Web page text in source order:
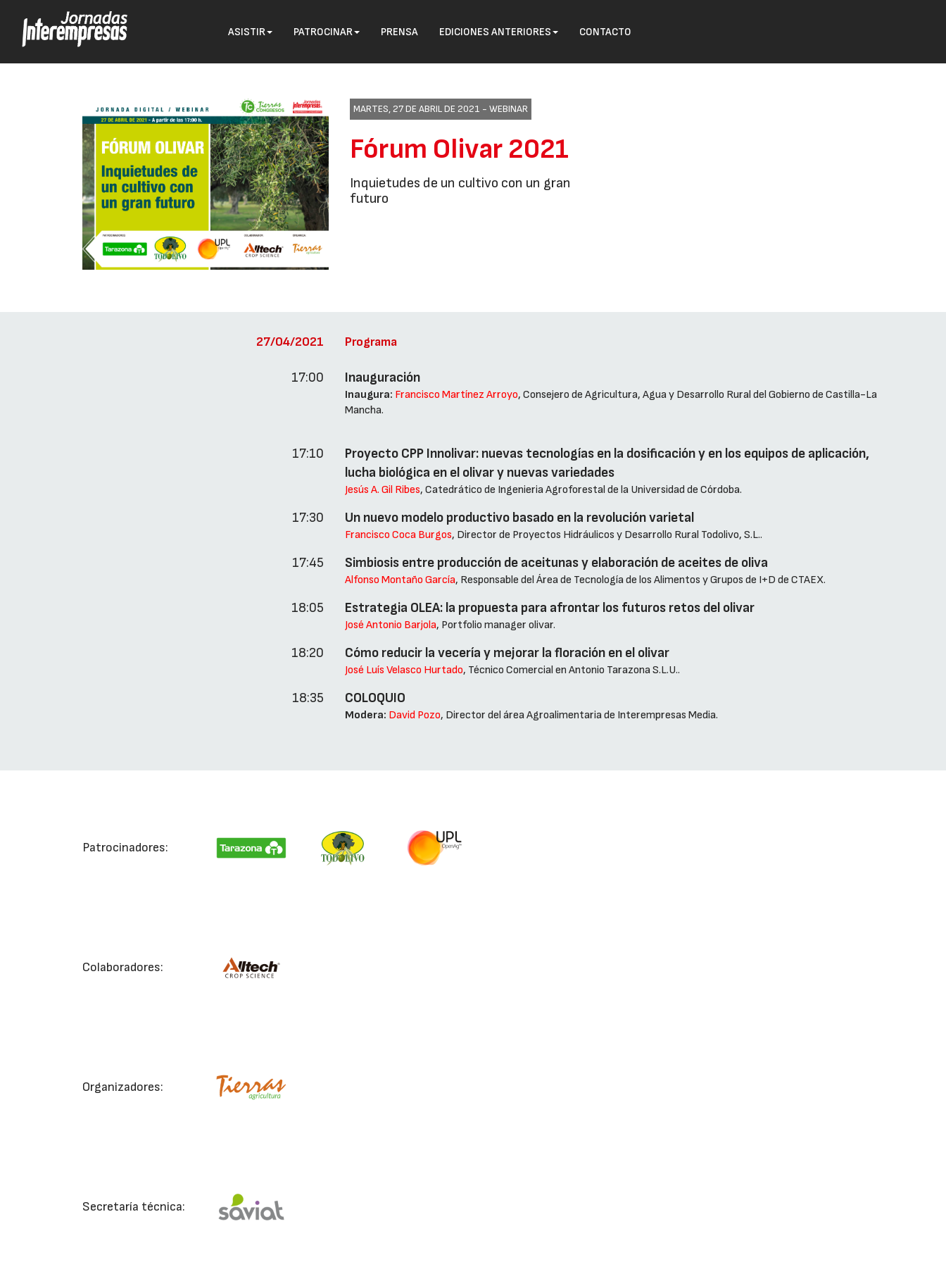
ASISTIR PATROCINAR PRENSA EDICIONES ANTERIORES CONTACTO
MARTES, 27 DE ABRIL DE 2021 - WEBINAR
Fórum Olivar 2021
Inquietudes de un cultivo con un gran
futuro
27/04/2021 Programa
17:00 Inauguración
Inaugura: Francisco Martínez Arroyo, Consejero de Agricultura, Agua y Desarrollo Rural del Gobierno de Castilla-La
Mancha.
17:10
Proyecto CPP Innolivar: nuevas tecnologías en la dosificación y en los equipos de aplicación,
lucha biológica en el olivar y nuevas variedades
Jesús A. Gil Ribes, Catedrático de Ingenieria Agroforestal de la Universidad de Córdoba.
17:30 Un nuevo modelo productivo basado en la revolución varietal
Francisco Coca Burgos, Director de Proyectos Hidráulicos y Desarrollo Rural Todolivo, S.L..
17:45 Simbiosis entre producción de aceitunas y elaboración de aceites de oliva
Alfonso Montaño García, Responsable del Área de Tecnología de los Alimentos y Grupos de I+D de CTAEX.
18:05 Estrategia OLEA: la propuesta para afrontar los futuros retos del olivar
José Antonio Barjola, Portfolio manager olivar.
18:20 Cómo reducir la vecería y mejorar la floración en el olivar
José Luís Velasco Hurtado, Técnico Comercial en Antonio Tarazona S.L.U..
18:35 COLOQUIO
Modera: David Pozo, Director del área Agroalimentaria de Interempresas Media.
Patrocinadores:
Colaboradores:
Organizadores:
Secretaría técnica: